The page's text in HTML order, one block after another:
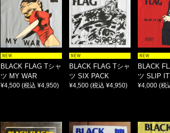
NEW
BLACK FLAG Tシャ
ツ MY WAR
¥4,500 (税込 ¥4,950)
NEW
BLACK FLAG Tシャ
ツ SIX PACK
¥4,500 (税込 ¥4,950)
NEW
BLACK
ツ SLIP
¥4,000 (税